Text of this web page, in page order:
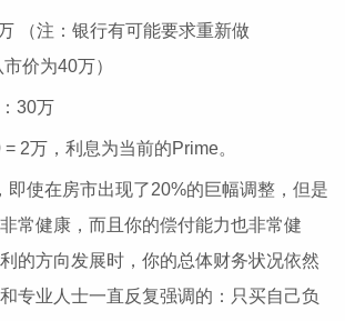
（注：银行有可能要求重新做
价为40万）
30万
2万，利息为当前的Prime。
即使在房市出现了20%的巨幅调整，但是
常健康，而且你的偿付能力也非常健
的方向发展时，你的总体财务状况依然
专业人士一直反复强调的：只买自己负